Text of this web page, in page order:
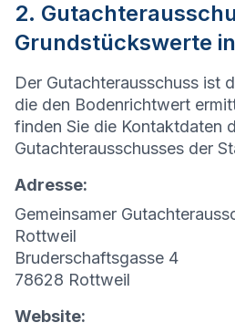
2.
Grundstückswerte
Der Gutachterausschuss ist
die den Bodenrichtwert
finden Sie die Kontaktdaten
Gutachterausschusses der
Adresse:
Gemeinsamer
Rottweil
Bruderschaftsgasse 4
78628 Rottweil
Website: